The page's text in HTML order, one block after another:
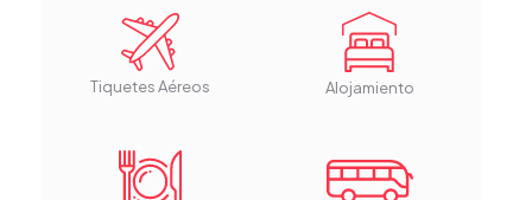
Tiquetes Aéreos Alojamiento